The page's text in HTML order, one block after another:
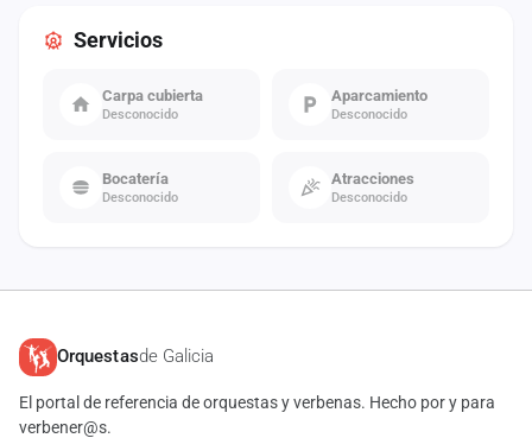
Servicios
Carpa cubierta
Desconocido
Aparcamiento
Desconocido
Bocatería
Desconocido
Atracciones
Desconocido
Orquestasde Galicia
El portal de referencia de orquestas y verbenas. Hecho por y para
verbener@s.